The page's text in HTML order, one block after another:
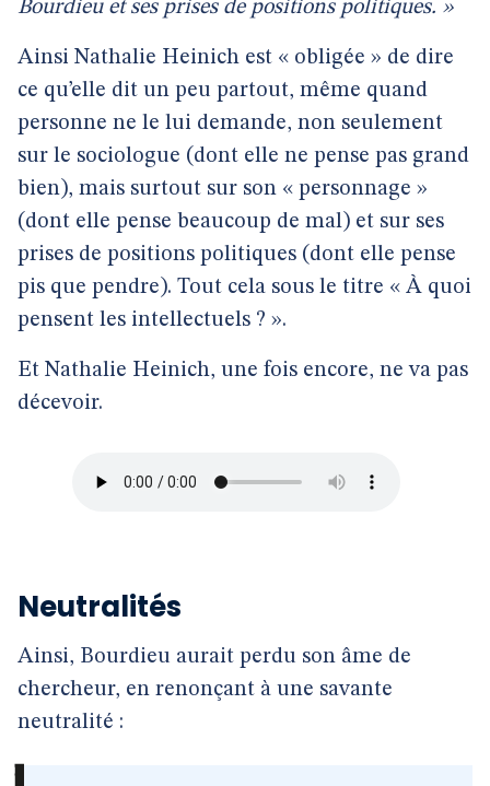
Bourdieu et ses prises de positions politiques. »
Ainsi Nathalie Heinich est « obligée » de dire
ce qu’elle dit un peu partout, même quand
personne ne le lui demande, non seulement
sur le sociologue (dont elle ne pense pas grand
bien), mais surtout sur son « personnage »
(dont elle pense beaucoup de mal) et sur ses
prises de positions politiques (dont elle pense
pis que pendre). Tout cela sous le titre « À quoi
pensent les intellectuels ? ».
Et Nathalie Heinich, une fois encore, ne va pas
décevoir.
Neutralités
Ainsi, Bourdieu aurait perdu son âme de
chercheur, en renonçant à une savante
neutralité :